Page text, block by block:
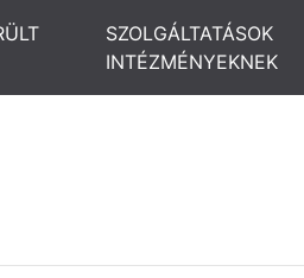
SZOLGÁLTATÁSOK
INTÉZMÉNYEKNEK